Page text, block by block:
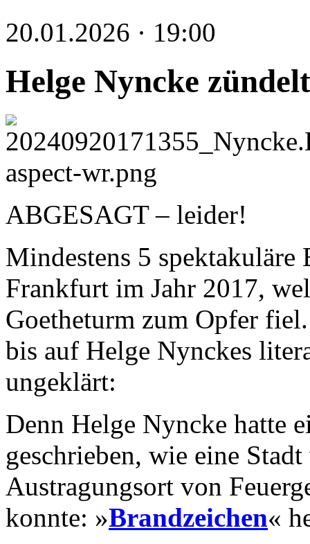
20.01.2026 · 19:00
Helge Nyncke
ABGESAGT – leider!
Mindestens 5 spektakuläre
Frankfurt im Jahr 2017,
Goetheturm zum Opfer
bis auf Helge Nynckes
ungeklärt:
Denn Helge Nyncke hatte
geschrieben, wie eine
Austragungsort von
konnte: »Brandzeichen«